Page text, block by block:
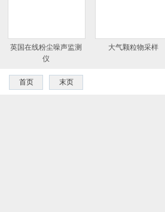
英国在线粉尘噪声监测
仪
大气颗粒物采样
首页 末页